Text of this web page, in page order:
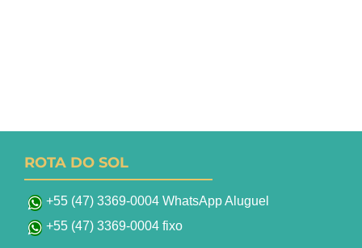
ROTA DO SOL
+55 (47) 3369-0004 WhatsApp Aluguel
+55 (47) 3369-0004 fixo